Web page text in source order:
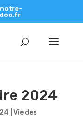
notre-
2024
Vie des